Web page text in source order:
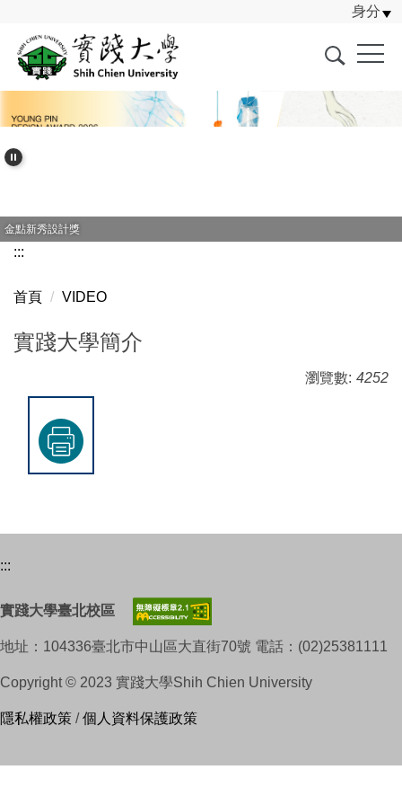
主
容
身分
金點新秀設計獎
:::
首頁 VIDEO
實踐大學簡介
瀏覽數: 4252
:::
實踐大學臺北校區
地址：104336臺北市中山區大直街70號 電話：(02)25381111
Copyright © 2023 實踐大學Shih Chien University
隱私權政策 /個人資料保護政策